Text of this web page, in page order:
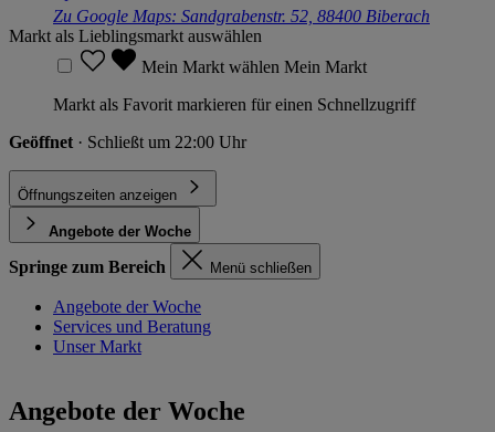
Zu Google Maps: Sandgrabenstr. 52, 88400 Biberach
Markt als Lieblingsmarkt auswählen
Mein Markt wählen Mein Markt
Markt als Favorit markieren für einen Schnellzugriff
Geöffnet · Schließt um 22:00 Uhr
Öffnungszeiten anzeigen
Angebote der Woche
Springe zum Bereich Menü schließen
Angebote der Woche
Services und Beratung
Unser Markt
Angebote der Woche